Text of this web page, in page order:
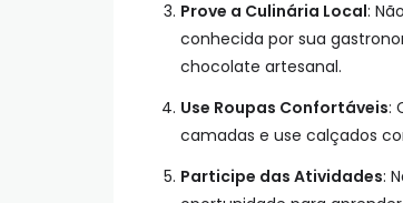
Prove a Culinária Local:
conhecida por sua
chocolate artesanal.
Use Roupas Confortáveis:
camadas e use calçados
Participe das Atividades: